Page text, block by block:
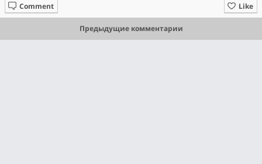
Like
Comment
Предыдущие комментарии